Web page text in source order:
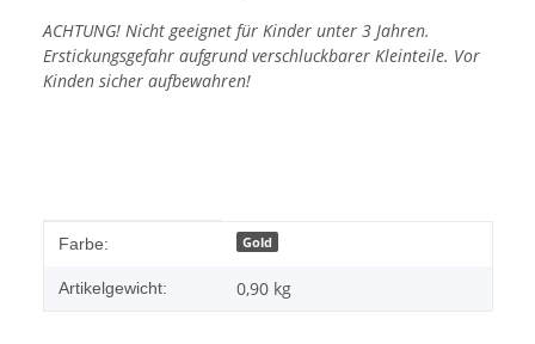
ACHTUNG! Nicht geeignet für Kinder unter 3 Jahren.
Erstickungsgefahr aufgrund verschluckbarer Kleinteile. Vor
Kinden sicher aufbewahren!
Produkteigenschaft
Wert
Farbe: Gold
Artikelgewicht: 0,90 kg